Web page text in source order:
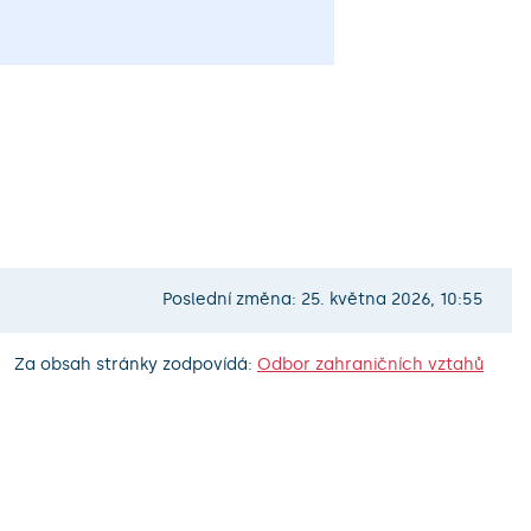
Poslední změna: 25. května 2026, 10:55
Za obsah stránky zodpovídá: Odbor zahraničních vztahů